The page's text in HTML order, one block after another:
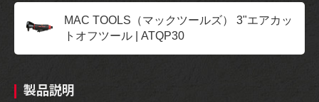
MAC TOOLS（マックツールズ） 3"エアカッ
トオフツール | ATQP30
製品説明